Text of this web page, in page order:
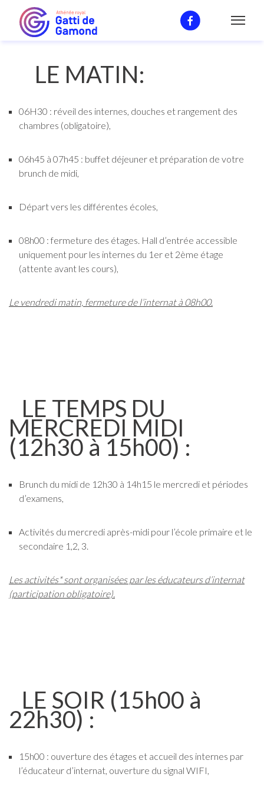
Journée Type
LE MATIN:
06H30 : réveil des internes, douches et rangement des
chambres (obligatoire),
06h45 à 07h45 : buffet déjeuner et préparation de votre
brunch de midi,
Départ vers les différentes écoles,
08h00 : fermeture des étages. Hall d’entrée accessible
uniquement pour les internes du 1er et 2ème étage
(attente avant les cours),
Le vendredi matin, fermeture de l’internat à 08h00.
LE TEMPS DU
MERCREDI MIDI
(12h30 à 15h00) :
Brunch du midi de 12h30 à 14h15 le mercredi et périodes
d’examens,
Activités du mercredi après-midi pour l’école primaire et le
secondaire 1,2, 3.
Les activités* sont organisées par les éducateurs d’internat
(participation obligatoire).
LE SOIR (15h00 à
22h30) :
15h00 : ouverture des étages et accueil des internes par
l’éducateur d’internat, ouverture du signal WIFI,